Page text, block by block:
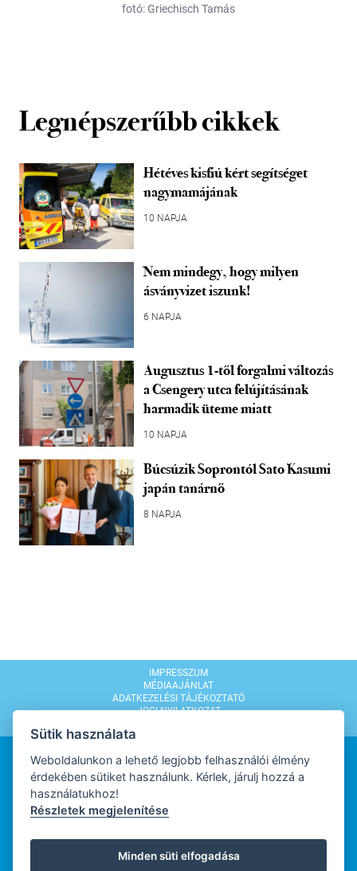
fotó: Griechisch Tamás
Legnépszerűbb cikkek
Hétéves kisfiú kért segítséget
nagymamájának
10 NAPJA
Nem mindegy, hogy milyen
ásványvizet iszunk!
6 NAPJA
Augusztus 1-től forgalmi változás
a Csengery utca felújításának
harmadik üteme miatt
10 NAPJA
Búcsúzik Soprontól Sato Kasumi
japán tanárnő
8 NAPJA
IMPRESSZUM
MÉDIAAJÁNLAT
ADATKEZELÉSI TÁJÉKOZTATÓ
JOGI NYILATKOZAT
WEBDESIGN
Sütik használata
Weboldalunkon a lehető legjobb felhasználói élmény
érdekében sütiket használunk. Kérlek, járulj hozzá a
használatukhoz!
Részletek megjelenítése
Minden süti elfogadása